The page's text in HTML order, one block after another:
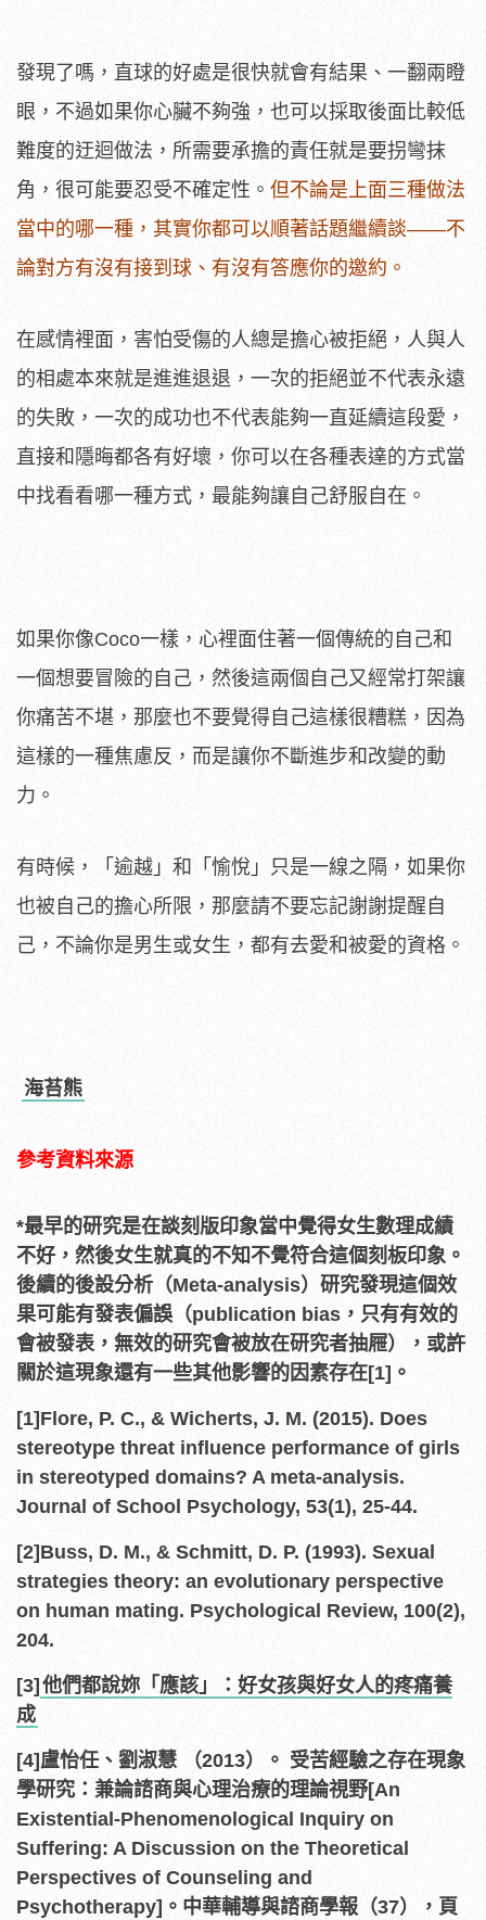
發現了嗎，直球的好處是很快就會有結果、一翻兩瞪
眼，不過如果你心臟不夠強，也可以採取後面比較低
難度的迂迴做法，所需要承擔的責任就是要拐彎抹
角，很可能要忍受不確定性。 但不論是上面三種做法
當中的哪一種，其實你都可以順著話題繼續談——不
論對方有沒有接到球、有沒有答應你的邀約。
在感情裡面，害怕受傷的人總是擔心被拒絕，人與人
的相處本來就是進進退退，一次的拒絕並不代表永遠
的失敗，一次的成功也不代表能夠一直延續這段愛，
直接和隱晦都各有好壞，你可以在各種表達的方式當
中找看看哪一種方式，最能夠讓自己舒服自在。
如果你像Coco一樣，心裡面住著一個傳統的自己和
一個想要冒險的自己，然後這兩個自己又經常打架讓
你痛苦不堪，那麼也不要覺得自己這樣很糟糕，因為
這樣的一種焦慮反，而是讓你不斷進步和改變的動
力。
有時候，「逾越」和「愉悅」只是一線之隔，如果你
也被自己的擔心所限，那麼請不要忘記謝謝提醒自
己，不論你是男生或女生，都有去愛和被愛的資格。
海苔熊
參考資料來源
*最早的研究是在談刻版印象當中覺得女生數理成績
不好，然後女生就真的不知不覺符合這個刻板印象。
後續的後設分析（Meta-analysis）研究發現這個效
果可能有發表偏誤（publication bias，只有有效的
會被發表，無效的研究會被放在研究者抽屜），或許
關於這現象還有一些其他影響的因素存在[1]。
[1]Flore, P. C., & Wicherts, J. M. (2015). Does
stereotype threat influence performance of girls
in stereotyped domains? A meta-analysis.
Journal of School Psychology, 53(1), 25-44.
[2]Buss, D. M., & Schmitt, D. P. (1993). Sexual
strategies theory: an evolutionary perspective
on human mating. Psychological Review, 100(2),
204.
[3] 他們都說妳「應該」：好女孩與好女人的疼痛養
成
[4]盧怡任、劉淑慧 （2013）。 受苦經驗之存在現象
學研究：兼論諮商與心理治療的理論視野[An
Existential-Phenomenological Inquiry on
Suffering: A Discussion on the Theoretical
Perspectives of Counseling and
Psychotherapy]。中華輔導與諮商學報（37），頁